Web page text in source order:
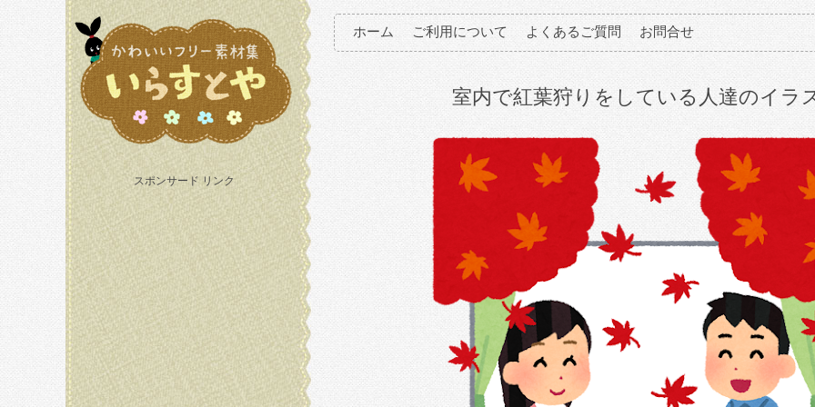
スポンサード リンク
ホーム ご利用について よくあるご質問 お問合せ
室内で紅葉狩りをしている人達のイラ